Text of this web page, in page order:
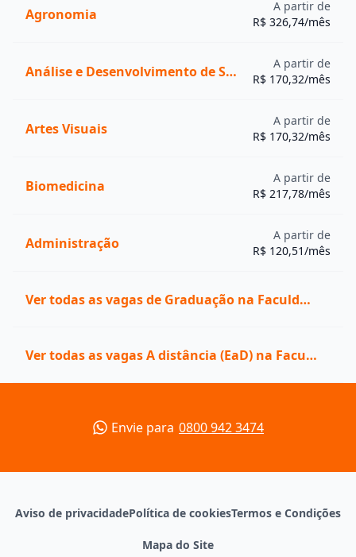
Agronomia
A partir de
R$ 326,74/mês
Análise e Desenvolvimento de Sistemas
A partir de
R$ 170,32/mês
Artes Visuais
A partir de
R$ 170,32/mês
Biomedicina
A partir de
R$ 217,78/mês
Administração
A partir de
R$ 120,51/mês
Ver todas as vagas de Graduação na Faculdade Pitágoras
Ver todas as vagas A distância (EaD) na Faculdade Pitágoras
Envie para 0800 942 3474
Aviso de privacidadePolítica de cookiesTermos e Condições
Mapa do Site